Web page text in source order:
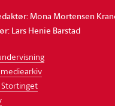
Mona Mortensen
Lars Henie Barstad